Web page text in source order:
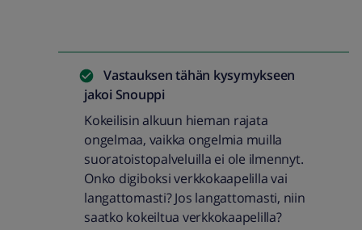
Vastauksen tähän kysymykseen
jakoi Snouppi
Kokeilisin alkuun hieman rajata
ongelmaa, vaikka ongelmia muilla
suoratoistopalveluilla ei ole ilmennyt.
Onko digiboksi verkkokaapelilla vai
langattomasti? Jos langattomasti, niin
saatko kokeiltua verkkokaapelilla?